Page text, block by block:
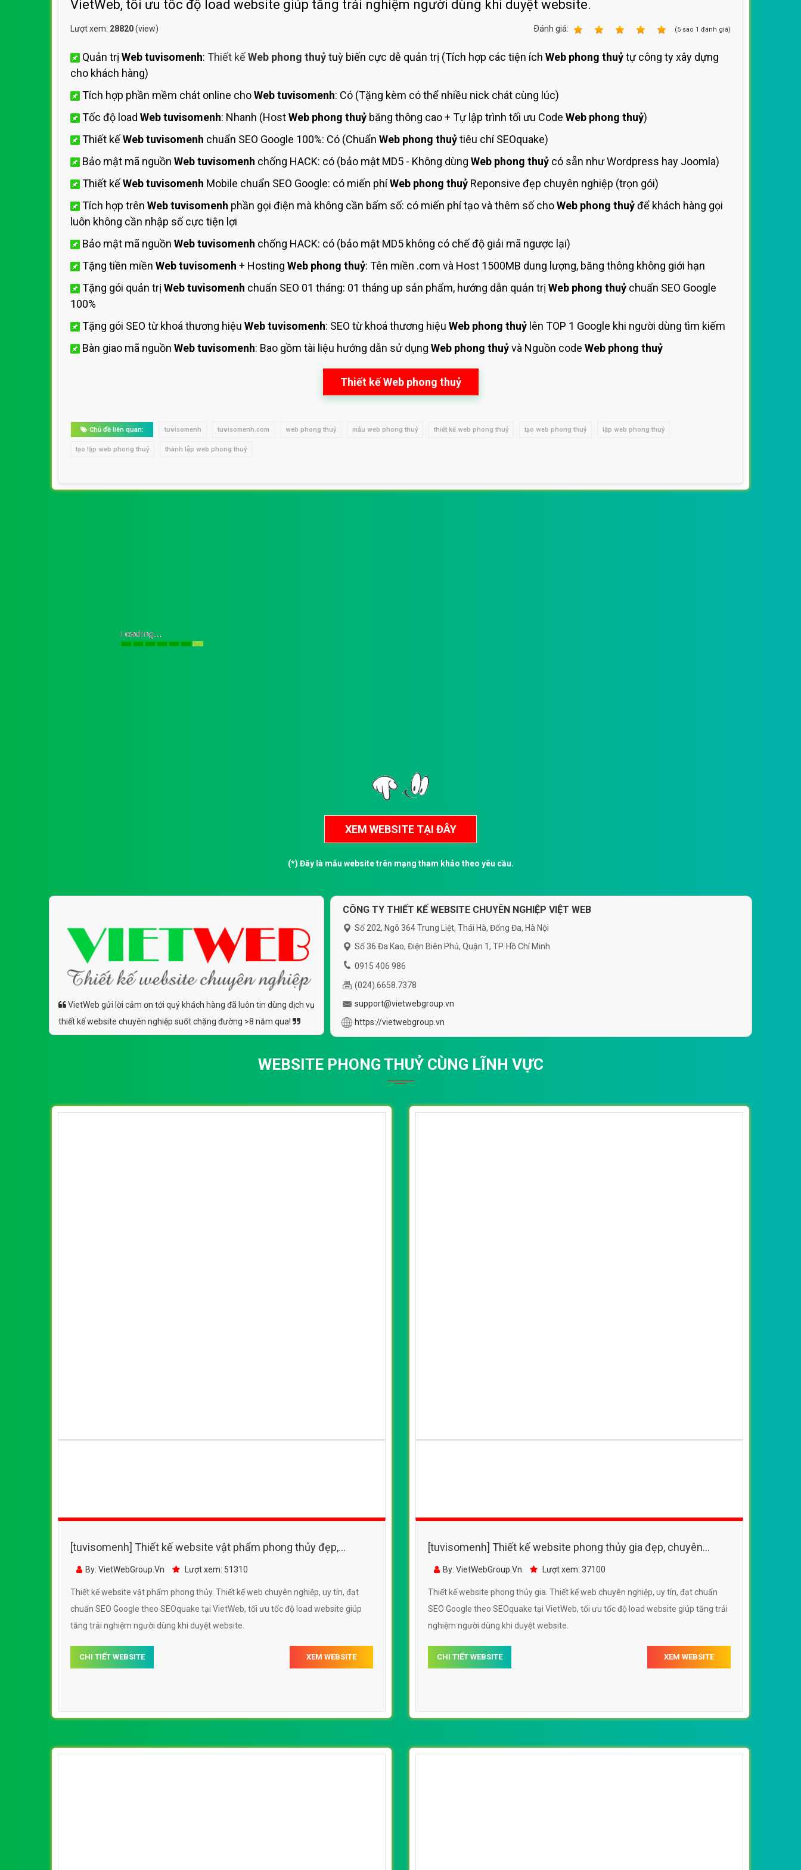
Bảng giá quản trị Website
VietWeb, tối ưu tốc độ load website giúp tăng trải nghiệm người dùng khi duyệt website.
Lượt xem: 28820(view) Ðánh giá: (5 sao 1 đánh giá)
Quản trị Web tuvisomenh: Thiết kếWeb phong thuỷtuỳ biến cực dễ quản trị (Tích hợp các tiện ích Web phong thuỷtự công ty xây dựng
cho khách hàng)
Tích hợp phần mềm chát online choWeb tuvisomenh: Có (Tặng kèm có thể nhiều nick chát cùng lúc)
Tốc độ load Web tuvisomenh: Nhanh (HostWeb phong thuỷ băng thông cao + Tự lập trình tối ưu Code Web phong thuỷ)
Thiết kếWeb tuvisomenh chuẩn SEO Google 100%: Có (Chuẩn Web phong thuỷtiêu chí SEOquake)
Bảo mật mã nguồn Web tuvisomenh chống HACK: có (bảo mật MD5 - Không dùng Web phong thuỷ có sẵn như Wordpress hay Joomla)
Thiết kếWeb tuvisomenh Mobile chuẩn SEO Google: có miến phíWeb phong thuỷ Reponsive đẹp chuyên nghiệp (trọn gói)
Tích hợp trên Web tuvisomenh phần gọi điện mà không cần bấm số: có miến phí tạo và thêm số choWeb phong thuỷđể khách hàng gọi
luôn không cần nhập số cực tiện lợi
Bảo mật mã nguồn Web tuvisomenh chống HACK: có (bảo mật MD5 không có chế độ giải mã ngược lại)
Tặng tiền miền Web tuvisomenh + Hosting Web phong thuỷ: Tên miền .com và Host 1500MB dung lượng, băng thông không giới hạn
Tặng gói quản trị Web tuvisomenh chuẩn SEO 01 tháng: 01 tháng up sản phẩm, hướng dẫn quản trị Web phong thuỷ chuẩn SEO Google
100%
Tặng gói SEO từ khoá thương hiệu Web tuvisomenh: SEO từ khoá thương hiệu Web phong thuỷ lên TOP 1 Google khi người dùng tìm kiếm
Bàn giao mã nguồn Web tuvisomenh: Bao gồm tài liệu hướng dẫn sử dụng Web phong thuỷvà Nguồn code Web phong thuỷ
Thiết kế Web phong thuỷ
Chủ đề liên quan: tuvisomenh tuvisomenh.com web phong thuỷ mẫu web phong thuỷ thiết kế web phong thuỷ tạo web phong thuỷ lập web phong thuỷ
tạo lập web phong thuỷ thành lập web phong thuỷ